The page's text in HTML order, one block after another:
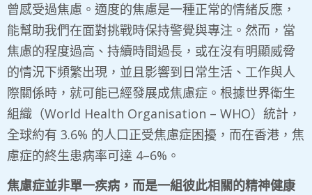
曾感受過焦慮。適度的焦慮是一種正常的情緒反應，
能幫助我們在面對挑戰時保持警覺與專注。然而，當
焦慮的程度過高、持續時間過長，或在沒有明顯威脅
的情況下頻繁出現，並且影響到日常生活、工作與人
際關係時，就可能已經發展成焦慮症。根據世界衛生
組織（World Health Organisation – WHO）統計，
全球約有 3.6% 的人口正受焦慮症困擾，而在香港，焦
慮症的終生患病率可達 4–6%。
焦慮症並非單一疾病，而是一組彼此相關的精神健康